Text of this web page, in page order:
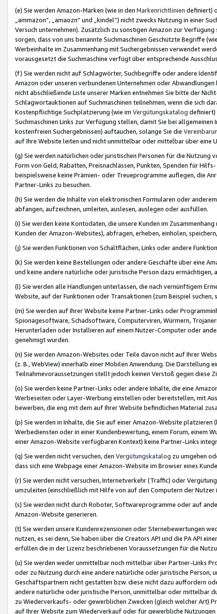
(e) Sie werden Amazon-Marken (wie in den Markenrichtlinien definiert)
„ammazon“, „amaozn“ und „kindel“) nicht zwecks Nutzung in einer
Versuch unternehmen). Zusätzlich zu sonstigen Amazon zur
sorgen, dass von uns benannte Suchmaschinen Geschützte Begriffe
Werbeinhalte im Zusammenhang mit Suchergebnissen verwendet
vorausgesetzt die Suchmaschine verfügt über entsprechende
(f) Sie werden nicht auf Schlagwörter, Suchbegriffe oder andere
Amazon oder unseren verbundenen Unternehmen oder
nicht abschließende Liste unserer Marken entnehmen Sie bitte der
Schlagwortauktionen auf Suchmaschinen teilnehmen, wenn die sich
Kostenpflichtige Suchplatzierung (wie im Vergütungskatalog definiert)
Suchmaschinen Links zur Verfügung stellen, damit Sie bei
kostenfreien Suchergebnissen) auftauchen, solange Sie die
auf Ihre Website leiten und nicht unmittelbar oder mittelbar über eine
(g) Sie werden natürlichen oder juristischen Personen für die Nutzung
Form von Geld, Rabatten, Preisnachlässen, Punkten, Spenden für
beispielsweise keine Prämien- oder Treueprogramme auflegen, die
Partner-Links zu besuchen.
(h) Sie werden die Inhalte von elektronischen Formularen oder
abfangen, aufzeichnen, umleiten, auslesen, auslegen oder ausfüllen.
(i) Sie werden keine Kontodaten, die unsere Kunden im
Kunden der Amazon-Websites), abfragen, erheben, einholen,
(j) Sie werden Funktionen von Schaltflächen, Links oder andere
(k) Sie werden keine Bestellungen oder andere Geschäfte über eine
und keine andere natürliche oder juristische Person dazu
(l) Sie werden alle Handlungen unterlassen, die nach vernünftigem
Website, auf der Funktionen oder Transaktionen (zum Beispiel
(m) Sie werden auf Ihrer Website keine Partner-Links oder
Spionagesoftware, Schadsoftware, Computerviren, Würmern,
Herunterladen oder Installieren auf einem Nutzer-Computer oder
genehmigt wurden.
(n) Sie werden Amazon-Websites oder Teile davon nicht auf Ihrer
(z. B., WebView) innerhalb einer Mobilen Anwendung. Die Darstellung
Teilnahmevoraussetzungen stellt jedoch keinen Verstoß gegen diese
(o) Sie werden keine Partner-Links oder andere Inhalte, die eine
Werbeseiten oder Layer-Werbung einstellen oder bereitstellen, mit
bewerben, die eng mit dem auf Ihrer Website befindlichen Material
(p) Sie werden in Inhalte, die Sie auf einer Amazon-Website
Werbediensten oder in einer Kundenbewertung, einem Forum, einem
einer Amazon-Website verfügbaren Kontext) keine Partner-Links
(q) Sie werden nicht versuchen, den Vergütungskatalog zu umgehen
dass sich eine Webpage einer Amazon-Website im Browser eines
(r) Sie werden nicht versuchen, Internetverkehr (Traffic) oder
umzuleiten (einschließlich mit Hilfe von auf den Computern der
(s) Sie werden nicht durch Roboter, Softwareprogramme oder auf
Amazon-Website generieren.
(t) Sie werden unsere Kundenrezensionen oder Sternebewertungen
nutzen, es sei denn, Sie haben über die Creators API und die PA API
erfüllen die in der Lizenz beschriebenen Voraussetzungen für die
(u) Sie werden weder unmittelbar noch mittelbar über Partner-Links
oder zu Nutzung durch eine andere natürliche oder juristische
Geschäftspartnern nicht gestatten bzw. diese nicht dazu auffordern
andere natürliche oder juristische Person, unmittelbar oder mittelbar
zu Wiederverkaufs- oder gewerblichen Zwecken (gleich welcher Art)
auf Ihrer Website zum Wiederverkauf oder für gewerbliche